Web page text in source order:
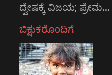
ದ್ವೇಷಕ್ಕೆ ವಿಜಯ; ಪ್ರೇಮ…
ಬಿಕ್ಷುಕರೊಂದಿಗೆ